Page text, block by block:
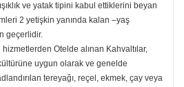
ve yatak tipini kabul ettiklerini beyan
2 yetişkin yanında kalan –yaş
geçerlidir.
Otelde alınan Kahvaltılar,
uygun olarak ve genelde
tereyağı, reçel, ekmek, çay veya